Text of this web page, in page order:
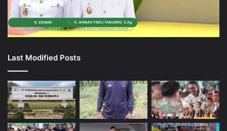
Last Modified Posts